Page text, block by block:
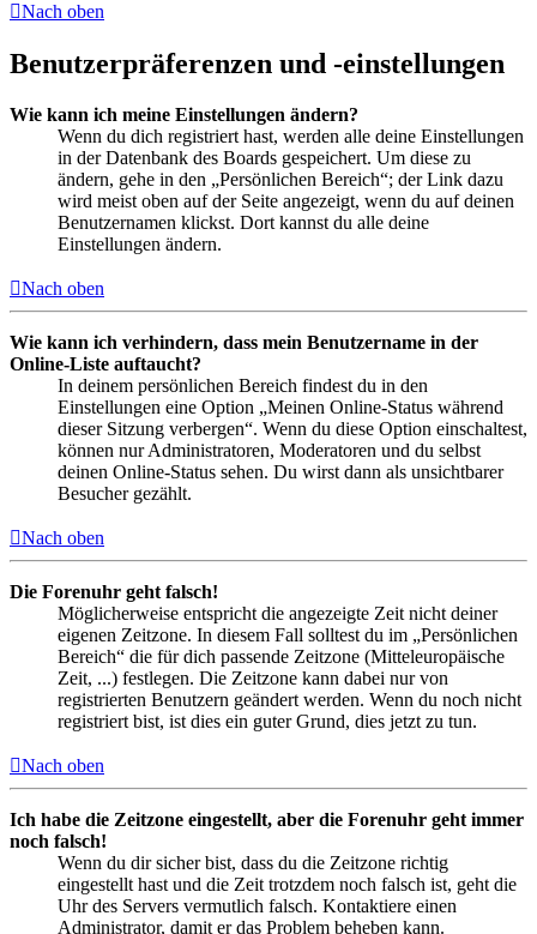
Nach oben
Benutzerpräferenzen und -einstellungen
Wie kann ich meine Einstellungen ändern?
Wenn du dich registriert hast, werden alle deine Einstellungen
in der Datenbank des Boards gespeichert. Um diese zu
ändern, gehe in den „Persönlichen Bereich“; der Link dazu
wird meist oben auf der Seite angezeigt, wenn du auf deinen
Benutzernamen klickst. Dort kannst du alle deine
Einstellungen ändern.
Nach oben
Wie kann ich verhindern, dass mein Benutzername in der
Online-Liste auftaucht?
In deinem persönlichen Bereich findest du in den
Einstellungen eine Option „Meinen Online-Status während
dieser Sitzung verbergen“. Wenn du diese Option einschaltest,
können nur Administratoren, Moderatoren und du selbst
deinen Online-Status sehen. Du wirst dann als unsichtbarer
Besucher gezählt.
Nach oben
Die Forenuhr geht falsch!
Möglicherweise entspricht die angezeigte Zeit nicht deiner
eigenen Zeitzone. In diesem Fall solltest du im „Persönlichen
Bereich“ die für dich passende Zeitzone (Mitteleuropäische
Zeit, ...) festlegen. Die Zeitzone kann dabei nur von
registrierten Benutzern geändert werden. Wenn du noch nicht
registriert bist, ist dies ein guter Grund, dies jetzt zu tun.
Nach oben
Ich habe die Zeitzone eingestellt, aber die Forenuhr geht immer
noch falsch!
Wenn du dir sicher bist, dass du die Zeitzone richtig
eingestellt hast und die Zeit trotzdem noch falsch ist, geht die
Uhr des Servers vermutlich falsch. Kontaktiere einen
Administrator, damit er das Problem beheben kann.